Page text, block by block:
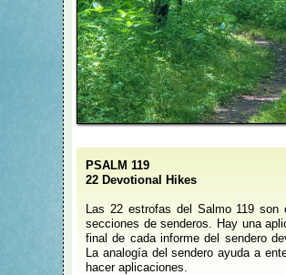
PSALM 119
22 Devotional Hikes
Las 22 estrofas del Salmo 119 son
secciones de senderos. Hay una
final de cada informe del sendero
La analogía del sendero ayuda a
hacer aplicaciones.